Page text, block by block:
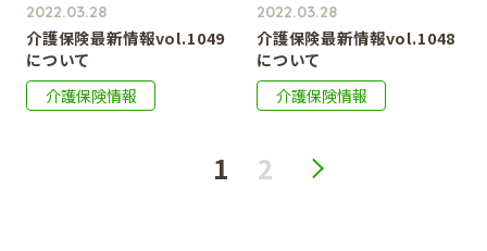
2022.03.28
介護保険最新情報vol.1049
について
介護保険情報
2022.03.28
介護保険最新情報vol.1048
について
介護保険情報
1 2